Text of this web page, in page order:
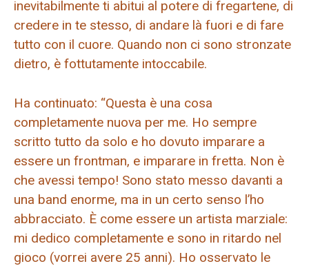
inevitabilmente ti abitui al potere di fregartene, di
credere in te stesso, di andare là fuori e di fare
tutto con il cuore. Quando non ci sono stronzate
dietro, è fottutamente intoccabile.
Ha continuato: “Questa è una cosa
completamente nuova per me. Ho sempre
scritto tutto da solo e ho dovuto imparare a
essere un frontman, e imparare in fretta. Non è
che avessi tempo! Sono stato messo davanti a
una band enorme, ma in un certo senso l’ho
abbracciato. È come essere un artista marziale:
mi dedico completamente e sono in ritardo nel
gioco (vorrei avere 25 anni). Ho osservato le